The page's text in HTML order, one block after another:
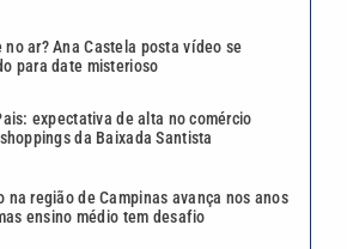
após a publicidade
Esportes
REDES